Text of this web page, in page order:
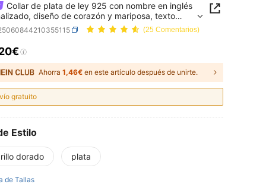
Collar de plata de ley 925 con nombre en inglés
diseño de corazón y mariposa, texto
joyería elegante y minimalista como
mujeres, perfecto para el Día de San
cumpleaños, aniversario, uso diario, Acción de
Serie Heartfelt, el mejor regalo para la novia
(25 Comentarios)
AND AVAILABILITY
Ahorra 1,46€ en este artículo después de unirte.
gratuito
Estilo
dorado plata
de Tallas